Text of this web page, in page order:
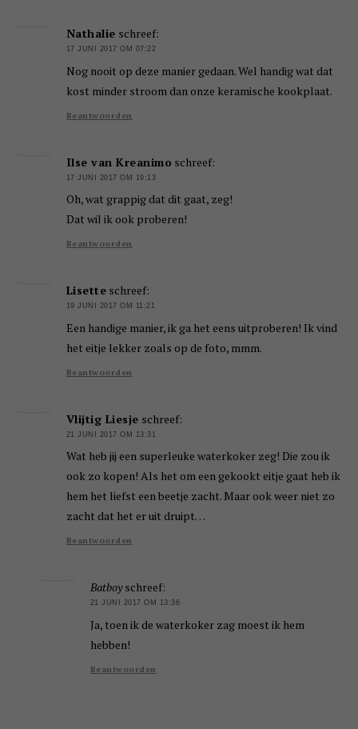
Nathalie schreef:
17 JUNI 2017 OM 07:22
Nog nooit op deze manier gedaan. Wel handig wat dat
kost minder stroom dan onze keramische kookplaat.
Beantwoorden
Ilse van Kreanimo schreef:
17 JUNI 2017 OM 19:13
Oh, wat grappig dat dit gaat, zeg!
Dat wil ik ook proberen!
Beantwoorden
Lisette schreef:
19 JUNI 2017 OM 11:21
Een handige manier, ik ga het eens uitproberen! Ik vind
het eitje lekker zoals op de foto, mmm.
Beantwoorden
Vlijtig Liesje schreef:
21 JUNI 2017 OM 13:31
Wat heb jij een superleuke waterkoker zeg! Die zou ik
ook zo kopen! Als het om een gekookt eitje gaat heb ik
hem het liefst een beetje zacht. Maar ook weer niet zo
zacht dat het er uit druipt…
Beantwoorden
Batboy schreef:
21 JUNI 2017 OM 13:36
Ja, toen ik de waterkoker zag moest ik hem
hebben!
Beantwoorden